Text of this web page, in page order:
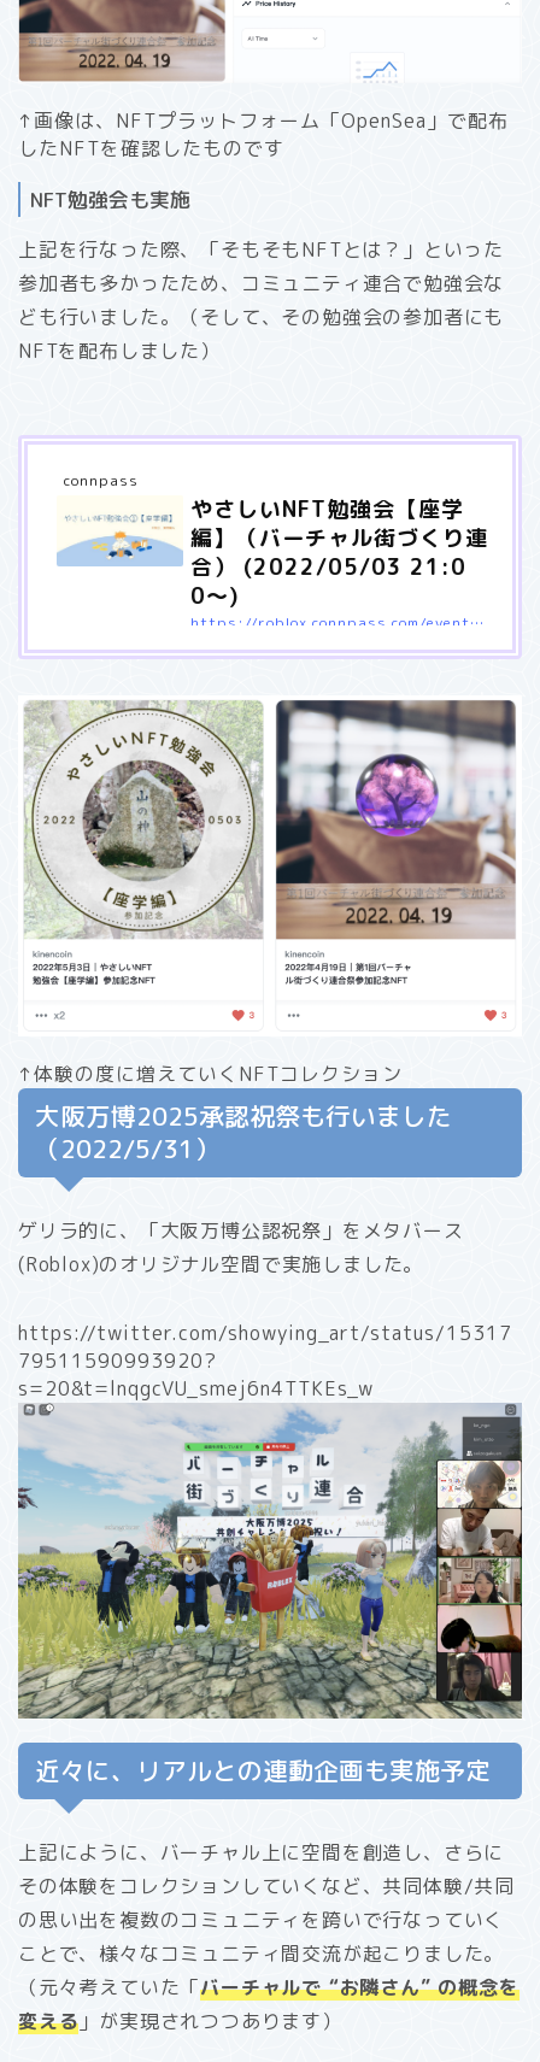
↑画像は、NFTプラットフォーム「OpenSea」で配布
したNFTを確認したものです
NFT勉強会も実施
上記を行なった際、「そもそもNFTとは？」といった
参加者も多かったため、コミュニティ連合で勉強会な
ども行いました。（そして、その勉強会の参加者にも
NFTを配布しました）
connpass
やさしいNFT勉強会【座学
編】（バーチャル街づくり連
合） (2022/05/03 21:0
0〜)
https://roblox.connpass.com/event/246745/
## 概要 前回のイベント 時に、「記念NFT」を配布しました。 そ
のイベントなどでNFTを配布するかもしれないから、NFTをまずは
知ろう！【座学編】」といったコンセプトでの開催となります。
※誰でも参加可能です。「Zoom」で参加可能です。（詳細は別途
参加者に通知） ## どんなことをやるの？ とにかく、優しくNFT
を解説します！！ ＜こんなことを思ったことはありませんか？＞
■ 単…
↑体験の度に増えていくNFTコレクション
大阪万博2025承認祝祭も行いました
（2022/5/31）
ゲリラ的に、「大阪万博公認祝祭」をメタバース
(Roblox)のオリジナル空間で実施しました。
https://twitter.com/showying_art/status/15317
79511590993920?
s=20&t=lnqgcVU_smej6n4TTKEs_w
近々に、リアルとの連動企画も実施予定
上記にように、バーチャル上に空間を創造し、さらに
その体験をコレクションしていくなど、共同体験/共同
の思い出を複数のコミュニティを跨いで行なっていく
ことで、様々なコミュニティ間交流が起こりました。
（元々考えていた「バーチャルで “お隣さん” の概念を
変える 」が実現されつつあります）